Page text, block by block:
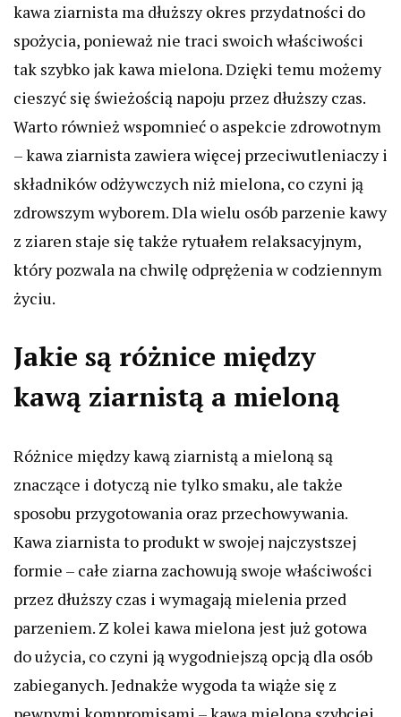
kawa ziarnista ma dłuższy okres przydatności do
spożycia, ponieważ nie traci swoich właściwości
tak szybko jak kawa mielona. Dzięki temu możemy
cieszyć się świeżością napoju przez dłuższy czas.
Warto również wspomnieć o aspekcie zdrowotnym
– kawa ziarnista zawiera więcej przeciwutleniaczy i
składników odżywczych niż mielona, co czyni ją
zdrowszym wyborem. Dla wielu osób parzenie kawy
z ziaren staje się także rytuałem relaksacyjnym,
który pozwala na chwilę odprężenia w codziennym
życiu.
Jakie są różnice między
kawą ziarnistą a mieloną
Różnice między kawą ziarnistą a mieloną są
znaczące i dotyczą nie tylko smaku, ale także
sposobu przygotowania oraz przechowywania.
Kawa ziarnista to produkt w swojej najczystszej
formie – całe ziarna zachowują swoje właściwości
przez dłuższy czas i wymagają mielenia przed
parzeniem. Z kolei kawa mielona jest już gotowa
do użycia, co czyni ją wygodniejszą opcją dla osób
zabieganych. Jednakże wygoda ta wiąże się z